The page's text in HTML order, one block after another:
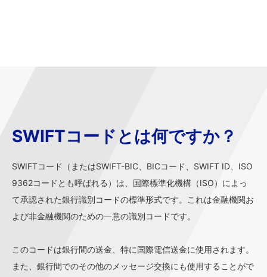
SWIFTコードとは何ですか？
SWIFTコード（またはSWIFT-BIC、BICコード、SWIFT ID、ISO
9362コードとも呼ばれる）は、国際標準化機構（ISO）によっ
て承認された銀行識別コードの標準形式です。これは金融機関お
よび非金融機関のための一意の識別コードです。
このコードは銀行間の送金、特に国際電信送金に使用されます。
また、銀行間でのその他のメッセージ交換にも使用することがで